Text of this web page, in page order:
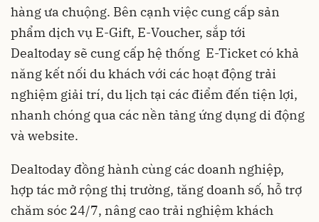
hàng ưa chuộng. Bên cạnh việc cung cấp sản
phẩm dịch vụ E-Gift, E-Voucher, sắp tới
Dealtoday sẽ cung cấp hệ thống E-Ticketcó khả
năng kết nối du khách với các hoạt động trải
nghiệm giải trí, du lịch tại các điểm đến tiện lợi,
nhanh chóng qua các nền tảng ứng dụng di động
và website.
Dealtoday đồng hành cùng các doanh nghiệp,
hợp tác mở rộng thị trường, tăng doanh số, hỗ trợ
chăm sóc 24/7, nâng cao trải nghiệm khách